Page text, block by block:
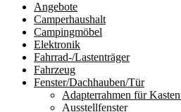
Angebote
Camperhaushalt
Campingmöbel
Elektronik
Fahrrad-/Lastenträger
Fahrzeug
Fenster/Dachhauben/Tür
Adapterrahmen für
Ausstellfenster